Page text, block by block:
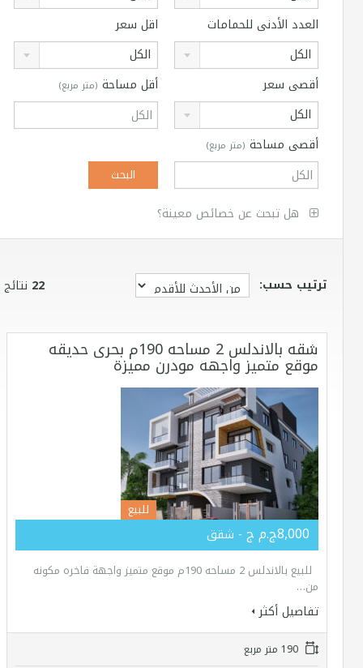
العدد الأدنى للحمامات
الكل
اقل سعر
الكل
أقصى سعر
الكل
أقل مساحة(متر مربع)
أقصى مساحة(متر مربع)
هل تبحث عن خصائص معينة؟
نتائج ترتيب حسب:
شقه بالاندلس 2 مساحه 190م بحرى حديقه
موقع متميز واجهه مودرن مميزة
للبيع
8,000ج.م ج - شقق
للبيع بالاندلس 2 مساحه 190م موقع متميز واجهة فاخره مكونه
من…
تفاصيل أكثر
190 متر مربع